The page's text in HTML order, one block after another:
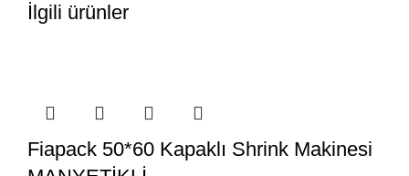
İlgili ürünler
Fiapack 50*60 Kapaklı Shrink Makinesi